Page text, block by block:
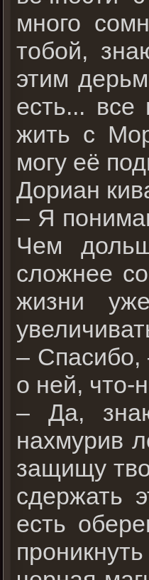
много
тобой,
этим
есть...
жить с
могу её
Дориан
– Я
Чем
сложнее
жизни
– Спасибо,
о ней, что-
– Да,
нахмурив
защищу
сдержать
есть